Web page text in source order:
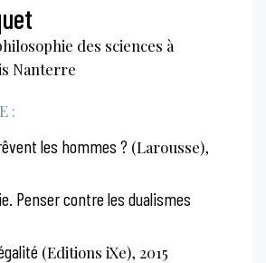
des sciences à
Nanterre
:
les hommes ? (Larousse),
Penser contre les dualismes
(Editions iXe), 2015